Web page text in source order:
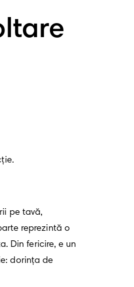
pe tavă,
reprezintă o
Din fericire, e un
dorința de